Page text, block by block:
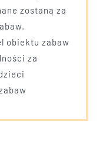
zostaną za
obiektu zabaw
za